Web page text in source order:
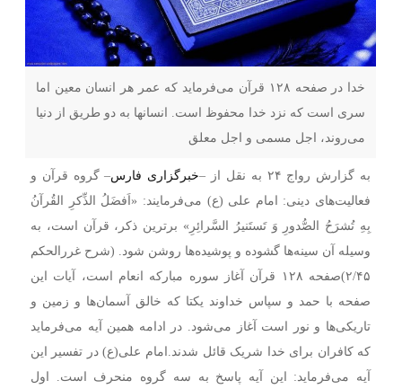
خدا در صفحه ۱۲۸ قرآن می‌فرماید که عمر هر انسان معین اما
سری است که نزد خدا محفوظ است. انسانها به دو طریق از دنیا
می‌روند، اجل مسمی و اجل معلق
به گزارش رواج ۲۴ به نقل از – خبرگزاری فارس– گروه قرآن و
فعالیت‌های دینی: امام علی (ع) می‌فرمایند: «اَفضَلُ الذِّکرِ القُرآنُ
بِهِ تُشرَحُ الصُّدورِ وَ تَستَنیرُ السَّرائِرِ» برترین ذکر، قرآن است، به
وسیله آن سینه‌ها گشوده و پوشیده‌ها روشن شود. (شرح غررالحکم
۲/۴۵)
صفحه ۱۲۸ قرآن آغاز سوره مبارکه انعام است، آیات این
صفحه با حمد و سپاس خداوند یکتا که خالق آسمان‌ها و زمین و
تاریکی‌ها و نور است آغاز می‌شود. در ادامه همین آیه می‌فرماید
که کافران برای خدا شریک قائل شدند.امام علی(ع) در تفسیر این
آیه می‌فرماید: این آیه پاسخ به سه گروه منحرف است. اول